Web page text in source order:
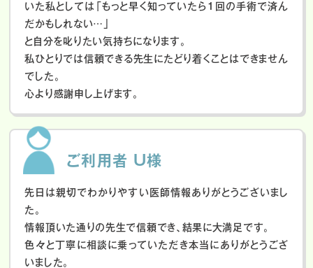
いた私としては「もっと早く知っていたら1回の手術で済ん
だかもしれない…」
と自分を叱りたい気持ちになります。
私ひとりでは信頼できる先生にたどり着くことはできません
でした。
心より感謝申し上げます。
ご利用者 U様
先日は親切でわかりやすい医師情報ありがとうございまし
た。
情報頂いた通りの先生で信頼でき、結果に大満足です。
色々と丁寧に相談に乗っていただき本当にありがとうござ
いました。